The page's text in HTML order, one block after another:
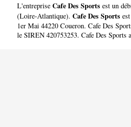
L'entreprise Cafe Des Sports est un
(Loire-Atlantique). Cafe Des Sports
1er Mai 44220 Coueron. Cafe Des
le SIREN 420753253. Cafe Des Sports